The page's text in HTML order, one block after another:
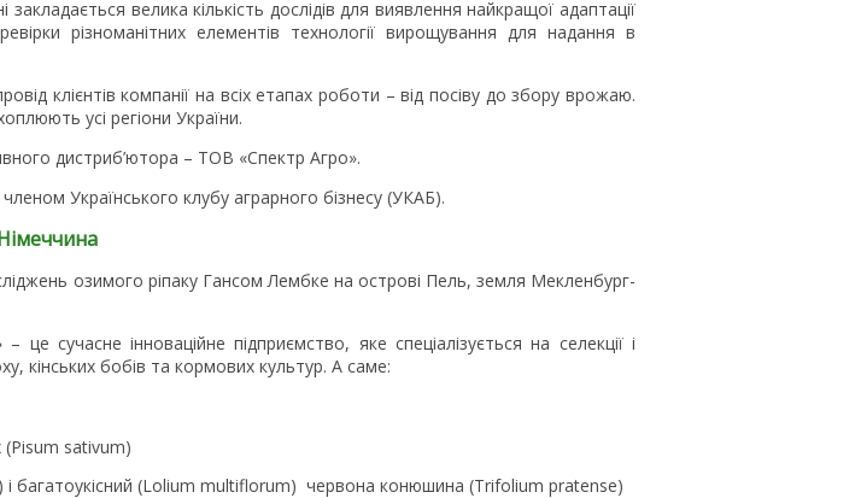
велика кількість дослідів для виявлення найкращої адаптації
різноманітних елементів технології вирощування для надання в
клієнтів компанії на всіх етапах роботи – від посіву до збору врожаю.
усі регіони України.
дистриб’ютора – ТОВ «Спектр Агро».
Українського клубу аграрного бізнесу (УКАБ).
озимого ріпаку Гансом Лембке на острові Пель, земля Мекленбург-
сучасне інноваційне підприємство, яке спеціалізується на селекції і
кінських бобів та кормових культур. А саме:
(Pisum sativum)
багатоукісний (Lolium multiflorum) червона конюшина (Trifolium pratense)